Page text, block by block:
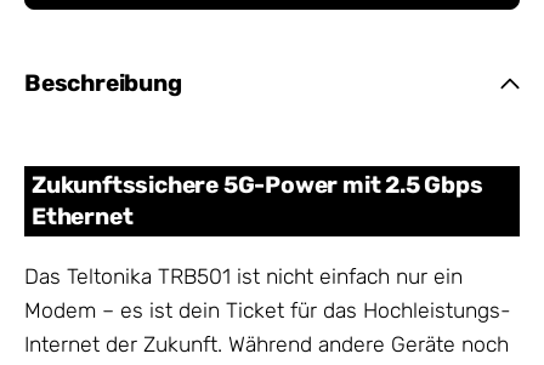
Beschreibung
Zukunftssichere 5G-Power mit 2.5 Gbps
Ethernet
Das Teltonika TRB501 ist nicht einfach nur ein
Modem – es ist dein Ticket für das Hochleistungs-
Internet der Zukunft. Während andere Geräte noch